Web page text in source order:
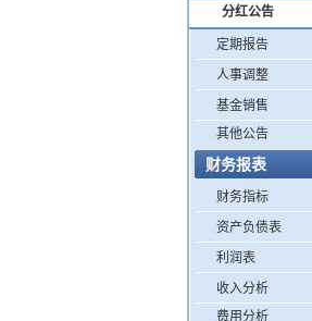
分红公告
定期报告
人事调整
基金销售
其他公告
财务报表
财务指标
资产负债表
利润表
收入分析
费用分析